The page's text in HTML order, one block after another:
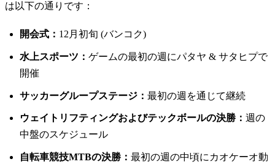
は以下の通りです：
開会式： 12月初旬 (バンコク)
水上スポーツ： ゲームの最初の週にパタヤ & サタヒプで
開催
サッカーグループステージ： 最初の週を通じて継続
ウェイトリフティングおよびテックボールの決勝： 週の
中盤のスケジュール
自転車競技MTBの決勝： 最初の週の中頃にカオケーオ動